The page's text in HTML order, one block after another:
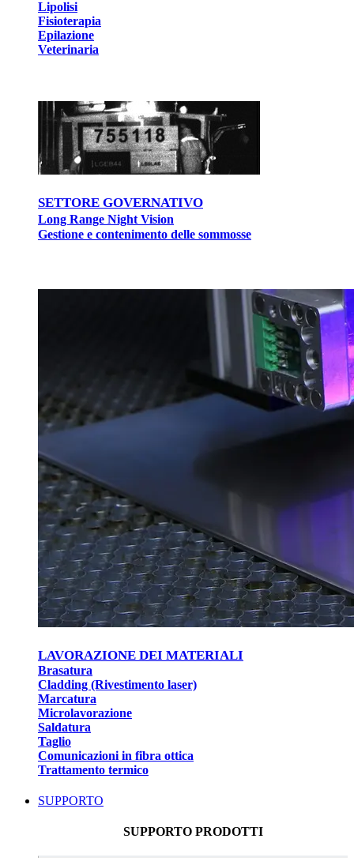
Lipolisi
Fisioterapia
Epilazione
Veterinaria
SETTORE GOVERNATIVO
Long Range Night Vision
Gestione e contenimento delle sommosse
LAVORAZIONE DEI MATERIALI
Brasatura
Cladding (Rivestimento laser)
Marcatura
Microlavorazione
Saldatura
Taglio
Comunicazioni in fibra ottica
Trattamento termico
SUPPORTO
SUPPORTO PRODOTTI